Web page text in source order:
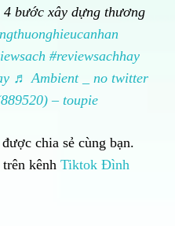
4 bước xây dựng thương
#reviewsachhay
♬ Ambient _ no twitter
– toupie
chia sẻ cùng bạn.
kênh Tiktok Đình